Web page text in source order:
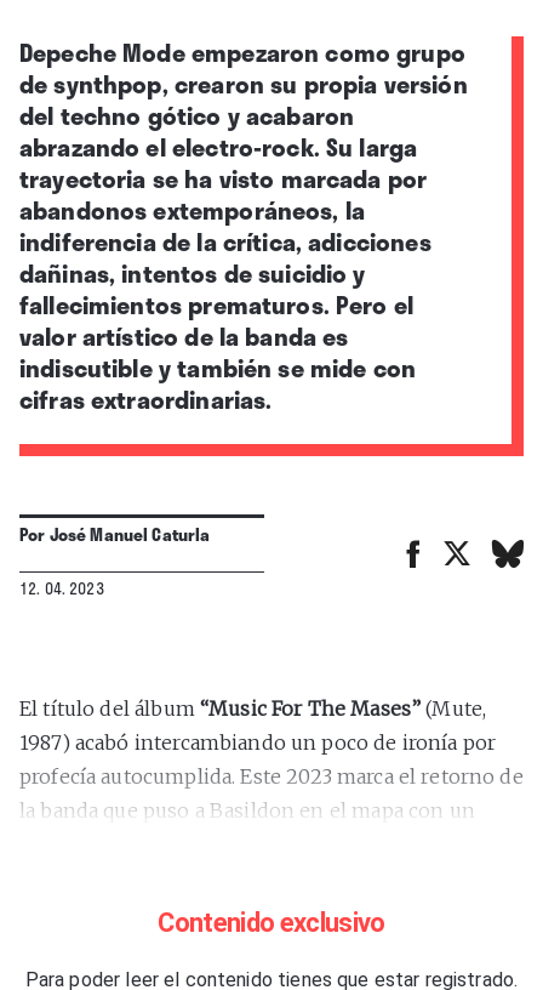
Depeche Mode empezaron como grupo
de synthpop, crearon su propia versión
del techno gótico y acabaron
abrazando el electro-rock. Su larga
trayectoria se ha visto marcada por
abandonos extemporáneos, la
indiferencia de la crítica, adicciones
dañinas, intentos de suicidio y
fallecimientos prematuros. Pero el
valor artístico de la banda es
indiscutible y también se mide con
cifras extraordinarias.
PorJosé Manuel Caturla
12. 04. 2023
El título del álbum “Music For The Mases” (Mute,
1987) acabó intercambiando un poco de ironía por
profecía autocumplida. Este 2023 marca el retorno de
la banda que puso a Basildon en el mapa con un
la última. Con ambos proyectos debutarán en el
próximo mes de junio en Barcelona (2) y Madrid (9).
Contenido exclusivo
Para poder leer el contenido tienes que estar registrado.